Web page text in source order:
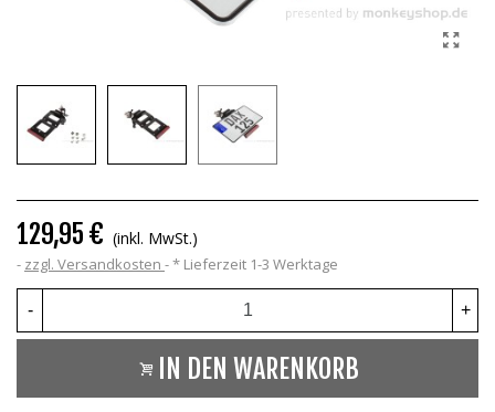
129,95 € (inkl. MwSt.)
zzgl. Versandkosten * Lieferzeit 1-3 Werktage
- +
IN DEN WARENKORB